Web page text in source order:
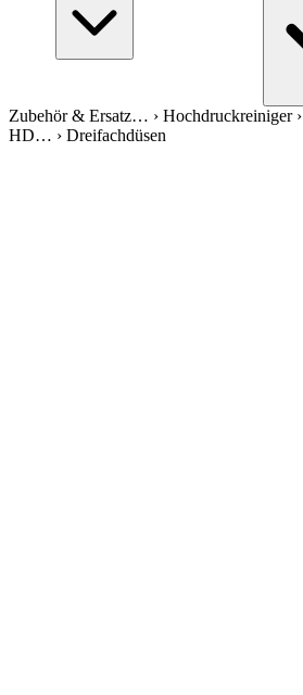
Zubehör & Ersatz… › Hochdruckreiniger›
HD… › Dreifachdüsen